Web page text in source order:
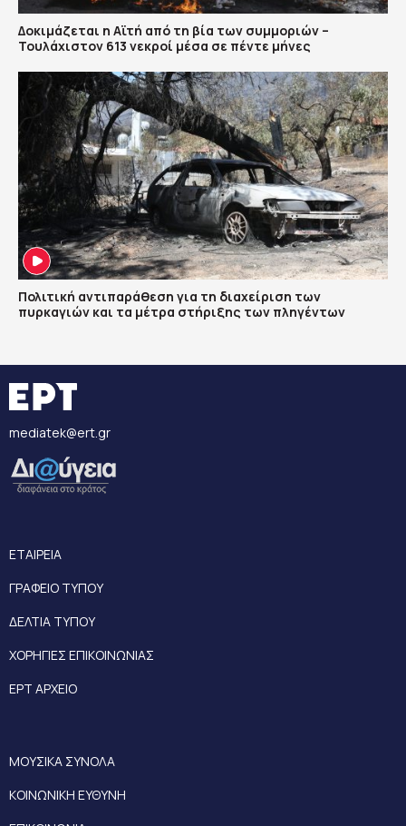
Δοκιμάζεται η Αϊτή από τη βία των συμμοριών –
Τουλάχιστον 613 νεκροί μέσα σε πέντε μήνες
Πολιτική αντιπαράθεση για τη διαχείριση των
πυρκαγιών και τα μέτρα στήριξης των πληγέντων
mediatek@ert.gr
ΕΤΑΙΡΕΙΑ
ΓΡΑΦΕΙΟ ΤΥΠΟΥ
ΔΕΛΤΙΑ ΤΥΠΟΥ
ΧΟΡΗΓΙΕΣ ΕΠΙΚΟΙΝΩΝΙΑΣ
ΕΡΤ ΑΡΧΕΙΟ
ΜΟΥΣΙΚΑ ΣΥΝΟΛΑ
ΚΟΙΝΩΝΙΚΗ ΕΥΘΥΝΗ